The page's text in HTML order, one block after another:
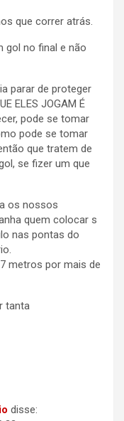
que correr atrás.
gol no final e não
parar de proteger
ELES JOGAM É
pode se tomar
pode se tomar
que tratem de
se fizer um que
os nossos
quem colocar s
nas pontas do
metros por mais de
tanta
disse: